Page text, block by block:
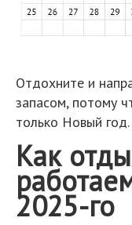
Отдохните и
запасом, потому
только Новый
Как
2025-го